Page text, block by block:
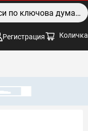
Регистрация Количка